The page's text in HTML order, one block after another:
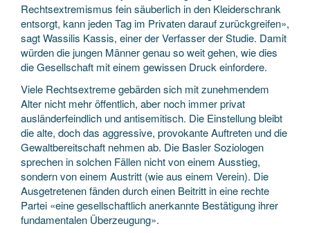
Rechtsextremismus fein säuberlich in den Kleiderschrank
entsorgt, kann jeden Tag im Privaten darauf zurückgreifen»,
sagt Wassilis Kassis, einer der Verfasser der Studie. Damit
würden die jungen Männer genau so weit gehen, wie dies
die Gesellschaft mit einem gewissen Druck einfordere.
Viele Rechtsextreme gebärden sich mit zunehmendem
Alter nicht mehr öffentlich, aber noch immer privat
ausländerfeindlich und antisemitisch. Die Einstellung bleibt
die alte, doch das aggressive, provokante Auftreten und die
Gewaltbereitschaft nehmen ab. Die Basler Soziologen
sprechen in solchen Fällen nicht von einem Ausstieg,
sondern von einem Austritt (wie aus einem Verein). Die
Ausgetretenen fänden durch einen Beitritt in eine rechte
Partei «eine gesellschaftlich anerkannte Bestätigung ihrer
fundamentalen Überzeugung».